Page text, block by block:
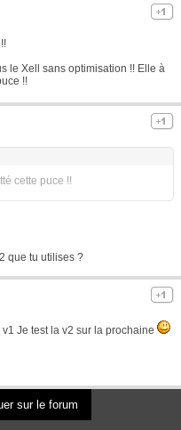
le Xell sans optimisation !! Elle à
!!
cette puce !!
que tu utilises ?
Je test la v2 sur la prochaine
sur le forum